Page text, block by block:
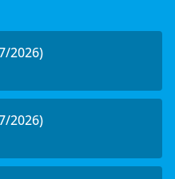
2026)
2026)